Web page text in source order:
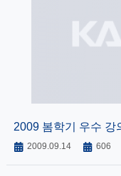
2009 봄학기 우수 강
2009.09.14 606